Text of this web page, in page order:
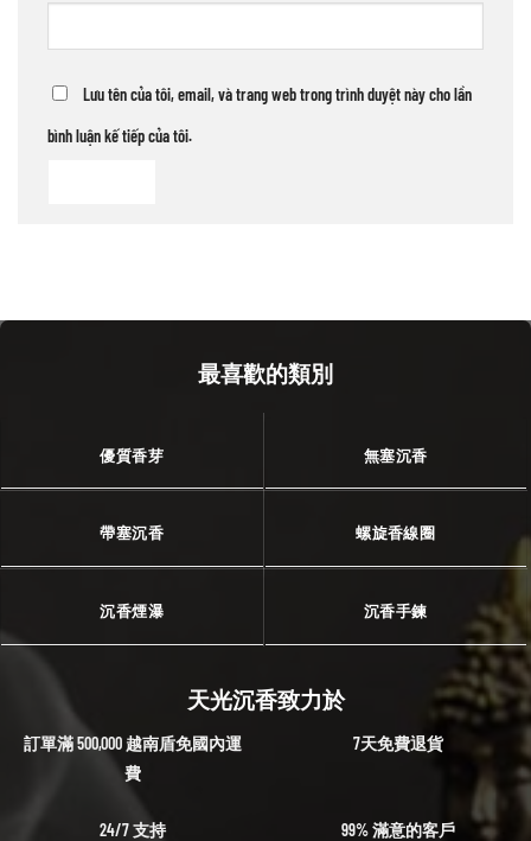
Lưu tên của tôi, email, và trang web trong trình duyệt này cho lần
bình luận kế tiếp của tôi.
最喜歡的類別
優質香芽 無塞沉香
帶塞沉香 螺旋香線圈
沉香煙瀑 沉香手鍊
天光沉香致力於
訂單滿 500,000 越南盾免國內運
費
7天免費退貨
24/7 支持 99% 滿意的客戶